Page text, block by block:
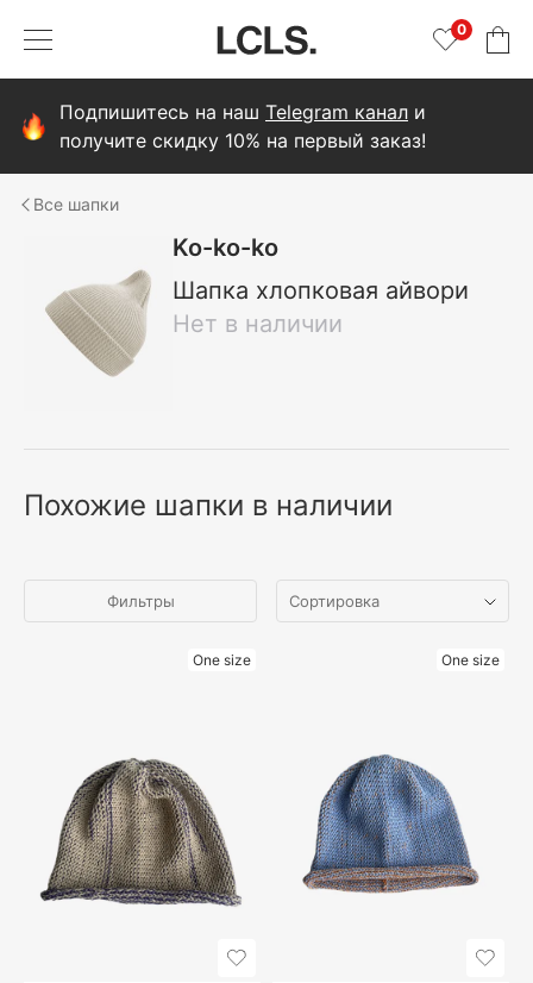
0
Подпишитесь на наш Telegram канал и
получите скидку 10% на первый заказ!
шапки
Ko-ko-ko
Шапка хлопковая айвори
Нет в наличии
Похожие шапки в наличии
Фильтры
One size One size